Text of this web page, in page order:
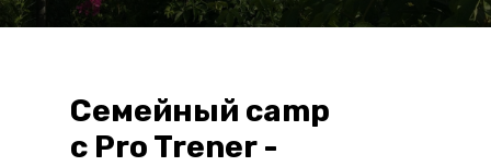
Семейный camp
c Pro Trener -